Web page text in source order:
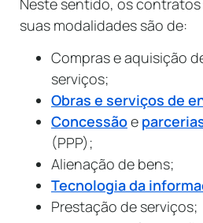
suas modalidades são de:
Compras e aquisição
serviços;
Obras e serviços de
Concessãoe
(PPP);
Alienação de bens;
Tecnologia da
Prestação de serviços;